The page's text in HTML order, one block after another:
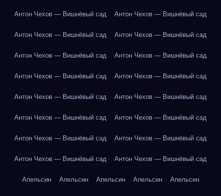
Антон Чехов — Вишнёвый сад Антон Чехов — Вишнёвый сад
Антон Чехов — Вишнёвый сад Антон Чехов — Вишнёвый сад
Антон Чехов — Вишнёвый сад Антон Чехов — Вишнёвый сад
Антон Чехов — Вишнёвый сад Антон Чехов — Вишнёвый сад
Антон Чехов — Вишнёвый сад Антон Чехов — Вишнёвый сад
Антон Чехов — Вишнёвый сад Антон Чехов — Вишнёвый сад
Антон Чехов — Вишнёвый сад Антон Чехов — Вишнёвый сад
Антон Чехов — Вишнёвый сад Антон Чехов — Вишнёвый сад
Апельсин Апельсин Апельсин Апельсин Апельсин